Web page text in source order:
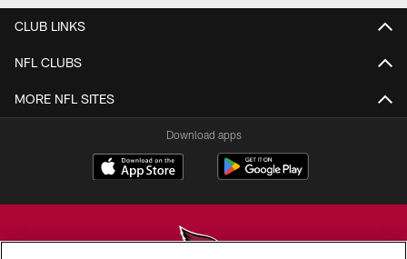
CLUB LINKS
NFL CLUBS
MORE NFL SITES
Download apps